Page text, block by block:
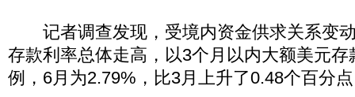
记者调查发现，受境内资金供求关系变
存款利率总体走高，以3个月以内大额美元
例，6月为2.79%，比3月上升了0.48个百分